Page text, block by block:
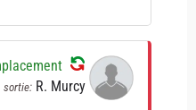
sortie: R. Murcy